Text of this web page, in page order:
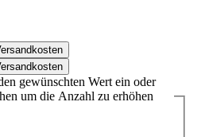
gewünschten Wert ein oder
um die Anzahl zu erhöhen